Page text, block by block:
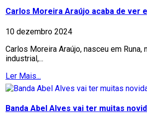
Carlos Moreira Araújo acaba de ver
10 dezembro 2024
Carlos Moreira Araújo, nasceu em
industrial,...
Ler Mais...
Banda Abel Alves vai ter muitas